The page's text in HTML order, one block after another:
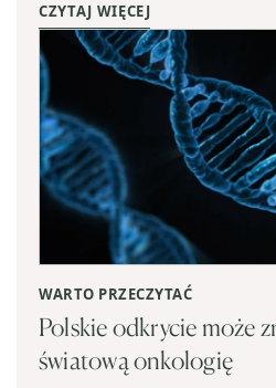
CZYTAJ WIĘCEJ
WARTO PRZECZYTAĆ
Polskie odkrycie może
światową onkologię